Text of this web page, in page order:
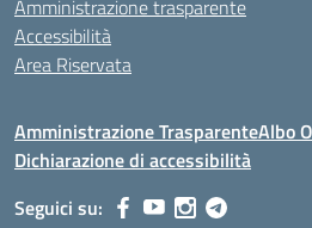
Amministrazione trasparente
Accessibilità
Area Riservata
Amministrazione TrasparenteAlbo
Dichiarazione di accessibilità
Seguici su: